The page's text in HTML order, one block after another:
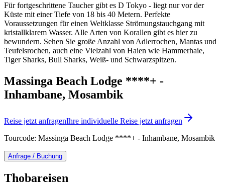
Für fortgeschrittene Taucher gibt es D Tokyo - liegt nur vor der
Küste mit einer Tiefe von 18 bis 40 Metern. Perfekte
Voraussetzungen für einen Weltklasse Strömungstauchgang mit
kristallklarem Wasser. Alle Arten von Korallen gibt es hier zu
bewundern. Sehen Sie große Anzahl von Adlerrochen, Mantas und
Teufelsrochen, auch eine Vielzahl von Haien wie Hammerhaie,
Tiger Sharks, Bull Sharks, Weiß- und Schwarzspitzen.
Massinga Beach Lodge ****+ -
Inhambane, Mosambik
Reise jetzt anfragenIhre individuelle Reise jetzt anfragen
Tourcode: Massinga Beach Lodge ****+ - Inhambane, Mosambik
Anfrage / Buchung
Thobareisen